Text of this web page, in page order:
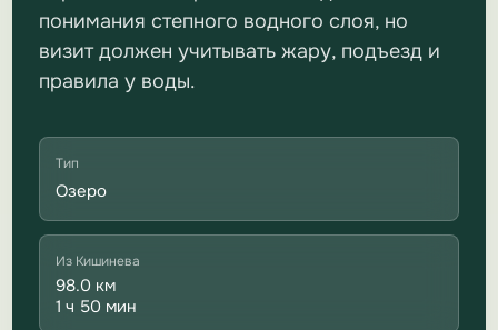
понимания степного водного слоя, но
визит должен учитывать жару, подъезд и
правила у воды.
Тип
Озеро
Из Кишинева
98.0 км
1 ч 50 мин